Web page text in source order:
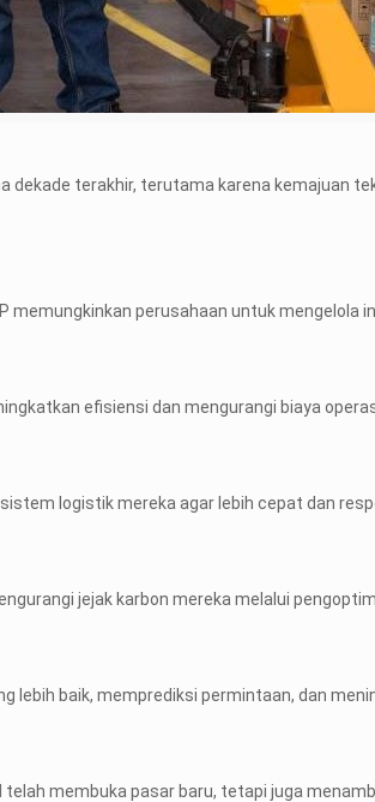
terakhir, terutama karena kemajuan
perusahaan untuk mengelola
efisiensi dan mengurangi biaya
logistik mereka agar lebih cepat dan
jejak karbon mereka melalui
lebih baik, memprediksi permintaan, dan
membuka pasar baru, tetapi juga